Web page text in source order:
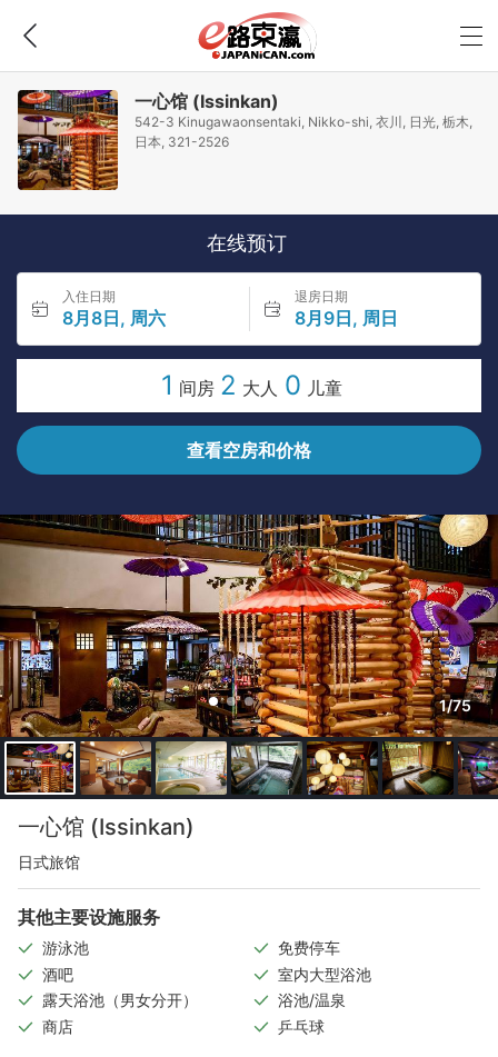
一心馆 (Issinkan)
542-3 Kinugawaonsentaki, Nikko-shi, 衣川, 日光, 栃木,
日本, 321-2526
在线预订
入住日期
8月8日, 周六
退房日期
8月9日, 周日
1 间房 2 大人 0 儿童
查看空房和价格
1/75
一心馆 (Issinkan)
日式旅馆
其他主要设施服务
游泳池
免费停车
酒吧
室内大型浴池
露天浴池（男女分开）
浴池/温泉
商店
乒乓球